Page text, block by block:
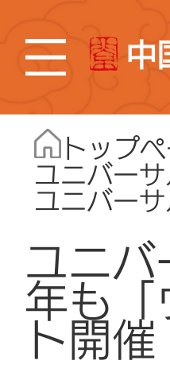
中
トップ
ユニバー
ユニバー
ユニ
年も
ト開催